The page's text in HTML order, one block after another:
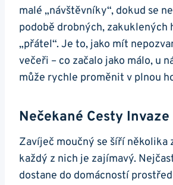
malé „návštěvníky“, dokud se
podobě drobných, zakuklených
„přátel“. Je to, jako mít
večeři – co začalo jako málo, u
může rychle proměnit v plnou
Nečekané⁤ Cesty Invaze
Zavíječ moučný se šíří⁣ několika
každý z nich je zajímavý.
dostane do domácností